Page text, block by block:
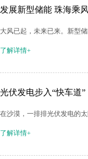
发展新型储能 珠海乘
大风已起，未来已来。新型
了解详情+
光伏发电步入“快车道
在沙漠，一排排光伏发电的
了解详情+